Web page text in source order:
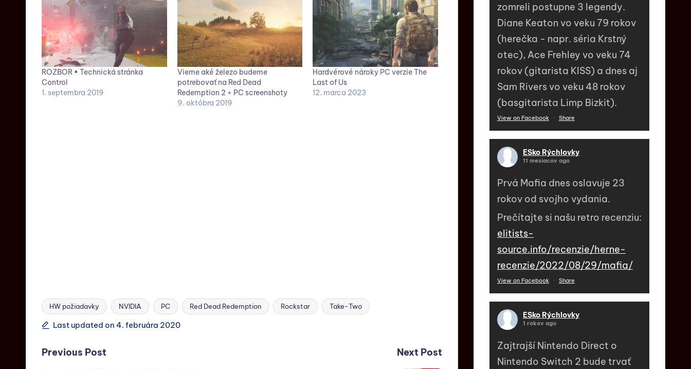
ROZBOR • Technická stránka
Control
1. septembra 2019
Vieme aké železo budeme
potrebovať na Red Dead
Redemption 2 + PC screenshoty
9. októbra 2019
Hardvérové nároky PC verzie The
Last of Us
12. marca 2023
HW požiadavky NVIDIA PC Red Dead Redemption Rockstar Take-Two
Last updated on 4. februára 2020
Previous Post
Next Post
zomreli postupne 3 legendy.
Diane Keaton vo veku 79 rokov
(herečka - napr. séria Krstný
otec), Ace Frehley vo veku 74
rokov (gitarista KISS) a dnes aj
Sam Rivers vo veku 48 rokov
(basgitarista Limp Bizkit).
View on Facebook · Share
ESko Rýchlovky
11 mesiacov ago
Prvá Mafia dnes oslavuje 23
rokov od svojho vydania.
Prečítajte si našu retro recenziu:
elitists-
source.info/recenzie/herne-
recenzie/2022/08/29/mafia/
View on Facebook · Share
ESko Rýchlovky
1 rokov ago
Zajtrajší Nintendo Direct o
Nintendo Switch 2 bude trvať